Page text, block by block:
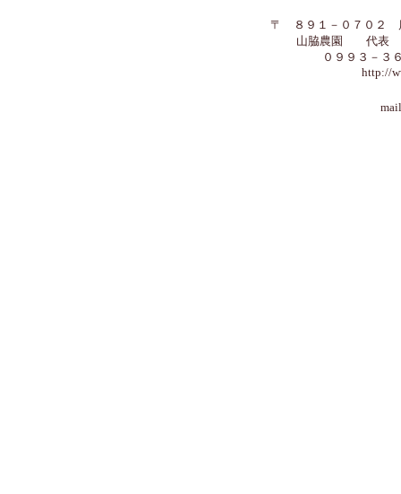
〒 ８９１－０７０２
山脇農園 代表
０９９３－３
http://
mail